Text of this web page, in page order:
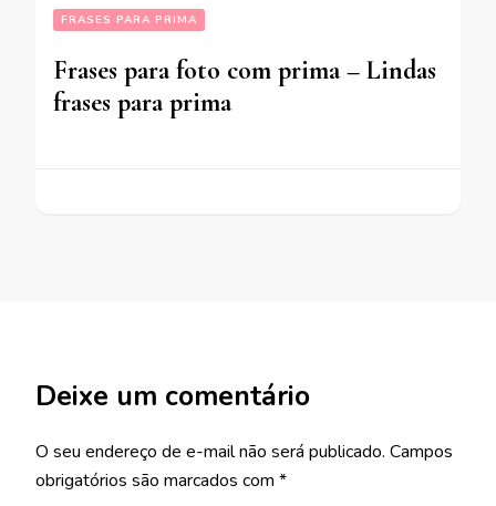
FRASES PARA PRIMA
Frases para foto com prima – Lindas
frases para prima
Deixe um comentário
O seu endereço de e-mail não será publicado. Campos
obrigatórios são marcados com *